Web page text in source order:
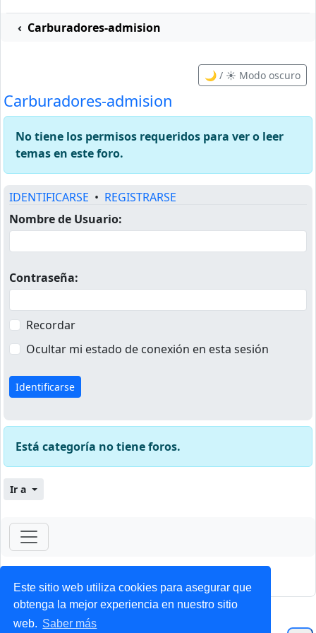
Este sitio web utiliza cookies para asegurar que
obtenga la mejor experiencia en nuestro sitio
web. Saber más
Carburadores-admision
🌙 / ☀️ Modo oscuro
Carburadores-admision
No tiene los permisos requeridos para ver o leer
temas en este foro.
IDENTIFICARSE • REGISTRARSE
Nombre de Usuario:
Contraseña:
Recordar
Ocultar mi estado de conexión en esta sesión
Está categoría no tiene foros.
Ir a
ForoClub 2025
Privacidad| Condiciones